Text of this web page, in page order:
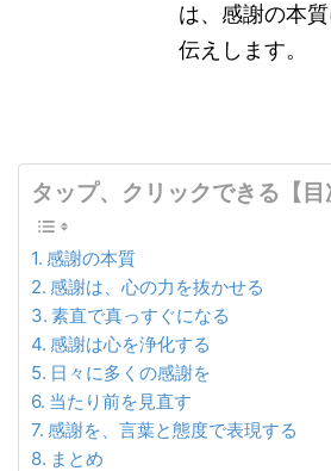
は、感謝の本
伝えします。
タップ、クリックできる【目
感謝の本質
感謝は、心の力を抜かせる
素直で真っすぐになる
感謝は心を浄化する
日々に多くの感謝を
当たり前を見直す
感謝を、言葉と態度で表現する
まとめ